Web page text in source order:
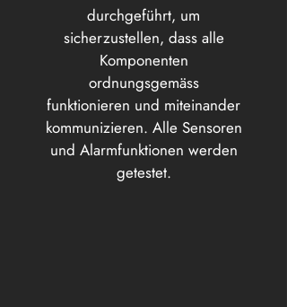
durchgeführt, um
sicherzustellen, dass alle
Komponenten
ordnungsgemäss
funktionieren und miteinander
kommunizieren. Alle Sensoren
und Alarmfunktionen werden
getestet.